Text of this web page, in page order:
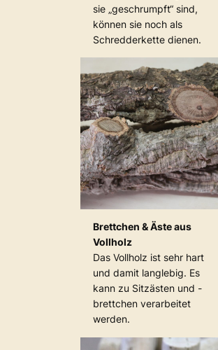
sie „geschrumpft“ sind,
können sie noch als
Schredderkette dienen.
Brettchen & Äste aus
Vollholz
Das Vollholz ist sehr hart
und damit langlebig. Es
kann zu Sitzästen und -
brettchen verarbeitet
werden.